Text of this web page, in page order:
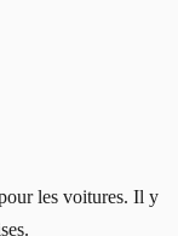
les voitures. Il y